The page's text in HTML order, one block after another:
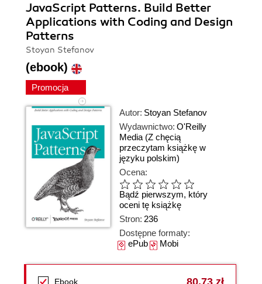
JavaScript Patterns. Build Better
Applications with Coding and Design
Patterns
Stoyan Stefanov
(ebook)
Promocja
Autor: Stoyan Stefanov
Wydawnictwo: O'Reilly
Media (Z chęcią
przeczytam książkę w
języku polskim)
Ocena:
Bądź pierwszym, który
oceni tę książkę
Stron: 236
Dostępne formaty:
ePubMobi
Ebook 80,73 zł